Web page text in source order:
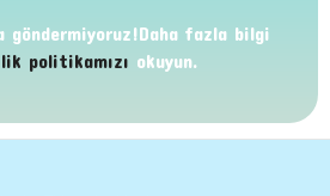
göndermiyoruz!Daha fazla bilgi
politikamızı okuyun.